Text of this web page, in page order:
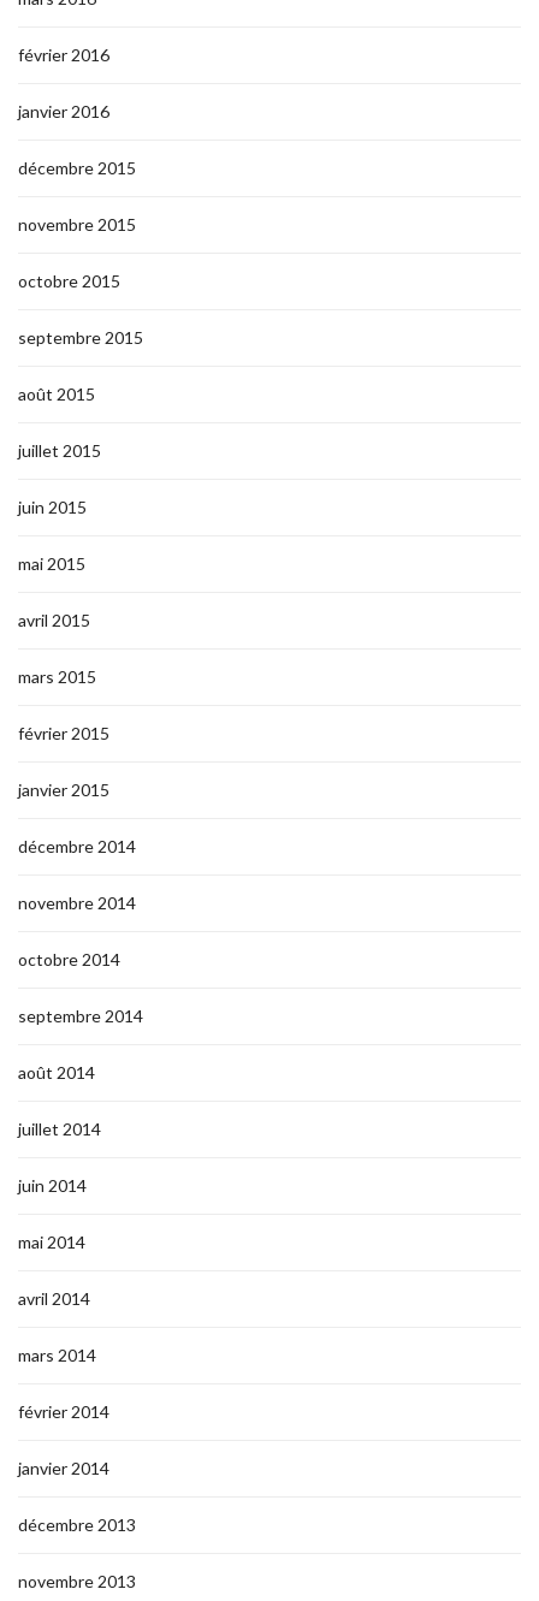
février 2016
janvier 2016
décembre 2015
novembre 2015
octobre 2015
septembre 2015
août 2015
juillet 2015
juin 2015
mai 2015
avril 2015
mars 2015
février 2015
janvier 2015
décembre 2014
novembre 2014
octobre 2014
septembre 2014
août 2014
juillet 2014
juin 2014
mai 2014
avril 2014
mars 2014
février 2014
janvier 2014
décembre 2013
novembre 2013